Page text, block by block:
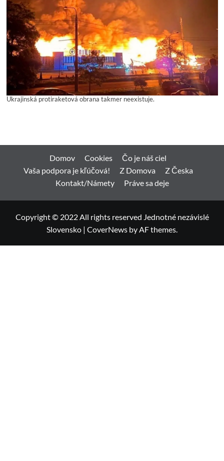
Ukrajinská protiraketová obrana takmer neexistuje.
Domov Cookies
Čo je náš ciel
Vaša podpora je kľúčová!
Z Domova
Z Česka
Kontakt/Námety
Práve sa deje
Copyright © 2022 All rights reserved Jednotné nezávislé
Slovensko | CoverNews by AF themes.